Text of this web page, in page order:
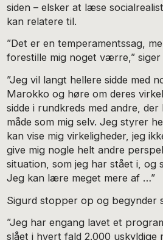
siden – elsker at læse
kan relatere til.
”Det er en temperamentssag,
forestille mig noget værre,”
”Jeg vil langt hellere sidde med
Marokko og høre om deres
sidde i rundkreds med andre,
måde som mig selv. Jeg styrer
kan vise mig virkeligheder, jeg
give mig nogle helt andre
situation, som jeg har stået i, og
Jeg kan lære meget mere af …”
Sigurd stopper op og begynder
”Jeg har engang lavet et
slået i hvert fald 2.000 uskyldige